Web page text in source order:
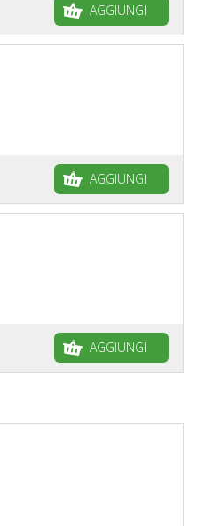
AGGIUNGI
AGGIUNGI
AGGIUNGI